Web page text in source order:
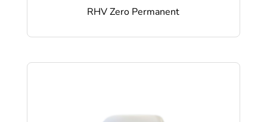
RHV Zero Permanent